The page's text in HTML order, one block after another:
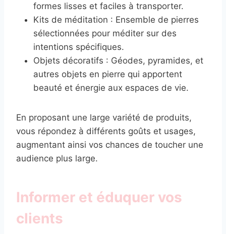
formes lisses et faciles à transporter.
Kits de méditation : Ensemble de pierres
sélectionnées pour méditer sur des
intentions spécifiques.
Objets décoratifs : Géodes, pyramides, et
autres objets en pierre qui apportent
beauté et énergie aux espaces de vie.
En proposant une large variété de produits,
vous répondez à différents goûts et usages,
augmentant ainsi vos chances de toucher une
audience plus large.
Informer et éduquer vos
clients